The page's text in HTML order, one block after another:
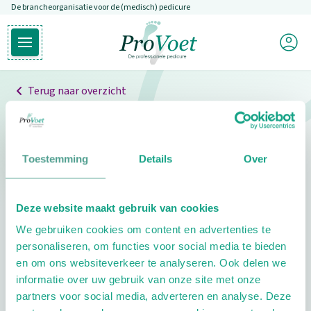
Toestemming Details Over
Deze website maakt gebruik van cookies
We gebruiken cookies om content en advertenties te
personaliseren, om functies voor social media te bieden
en om ons websiteverkeer te analyseren. Ook delen we
informatie over uw gebruik van onze site met onze
partners voor social media, adverteren en analyse. Deze
Overslaan en naar de inhoud gaan
De brancheorganisatie voor de (medisch) pedicure
Open hoofdmenu
Ga naar de homepagina
Mijn
Terug naar overzicht
Professionals
Pedicure niet gevonden
pedicure.